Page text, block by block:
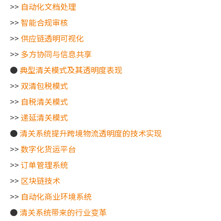
>> 自动化文档处理
>>智能合规审核
>>供应链透明可视化
>> 多方协同与信息共享
●典型清关模式及其透明度表现
>> 双清包税模式
>> 自税清关模式
>>递延清关模式
●清关系统提升跨境物流透明度的技术实现
>>数字化货运平台
>>订单管理系统
>> 区块链技术
>> 自动化商业环境系统
●清关系统带来的行业变革